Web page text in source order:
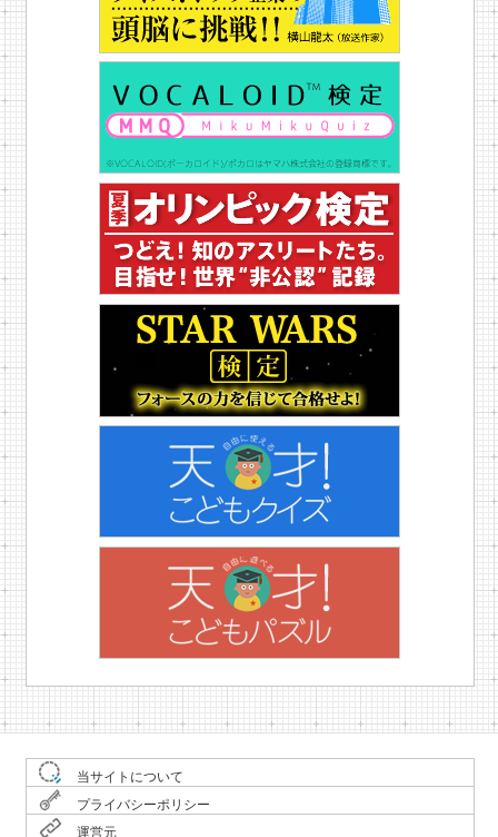
当サイトについて
プライバシーポリシー
運営元